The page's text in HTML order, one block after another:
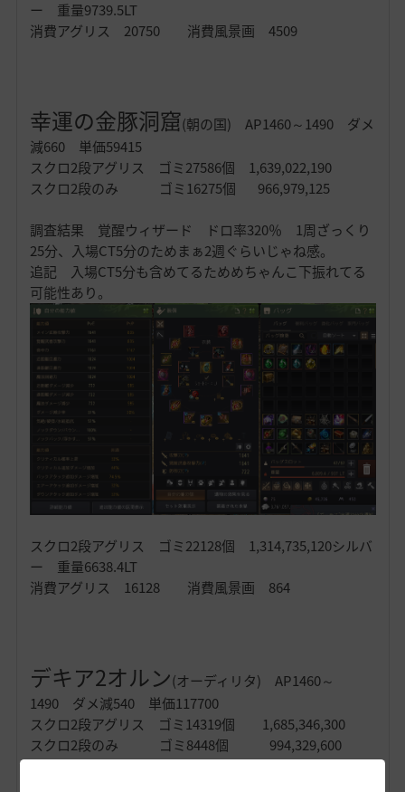
ー 重量9739.5LT
消費アグリス 20750 消費風景画 4509
幸運の金豚洞窟(朝の国) AP1460～1490 ダメ
減660 単価59415
スクロ2段アグリス ゴミ27586個 1,639,022,190
スクロ2段のみ ゴミ16275個 966,979,125
調査結果 覚醒ウィザード ドロ率320％ 1周ざっくり
25分、入場CT5分のためまぁ2週ぐらいじゃね感。
追記 入場CT5分も含めてるためめちゃんこ下振れてる
可能性あり。
スクロ2段アグリス ゴミ22128個 1,314,735,120シルバ
ー 重量6638.4LT
消費アグリス 16128 消費風景画 864
デキア2オルン(オーディリタ) AP1460～
1490 ダメ減540 単価117700
スクロ2段アグリス ゴミ14319個 1,685,346,300
スクロ2段のみ ゴミ8448個 994,329,600